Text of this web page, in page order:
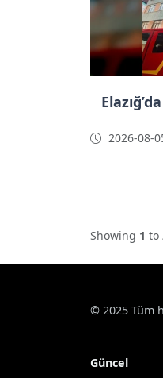
2026-08-
Showing 1 to
© 2025 Tüm
Güncel